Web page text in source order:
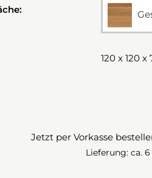
120 x 120 x
Jetzt per Vorkasse
Lieferung: ca.